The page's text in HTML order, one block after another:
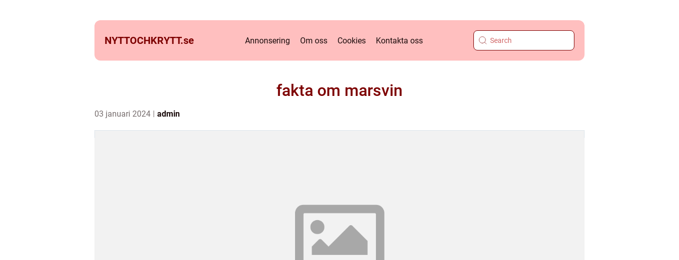
NYTTOCHKRYTT.se Annonsering Om oss Cookies Kontakta oss
fakta om marsvin
03 januari 2024 admin